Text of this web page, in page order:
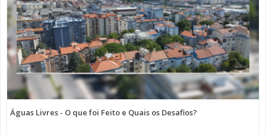
Águas Livres - O que foi Feito e Quais os Desafios?